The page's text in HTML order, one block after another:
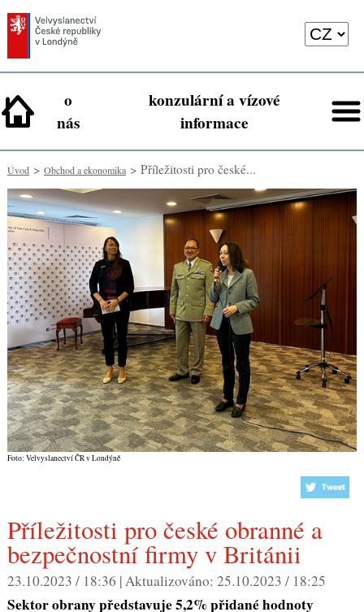
o
nás
konzulární a vízové
informace
Úvod> Obchod a ekonomika> Příležitosti pro české...
Foto: Velvyslanectví ČR v Londýně
Příležitosti pro české obranné a
bezpečnostní firmy v Británii
23.10.2023 / 18:36 |Aktualizováno: 25.10.2023 / 18:25
Sektor obrany představuje 5,2% přidané hodnoty